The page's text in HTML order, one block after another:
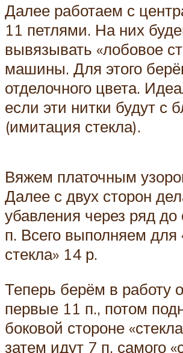
Далее работаем с
11 петлями. На них
вывязывать «лобовое
машины. Для этого
отделочного цвета.
если эти нитки будут с
(имитация стекла).
Вяжем платочным
Далее с двух сторон
убавления через ряд до
п. Всего выполняем для
стекла» 14 р.
Теперь берём в работу
первые 11 п., потом
боковой стороне
затем идут 7 п. самого